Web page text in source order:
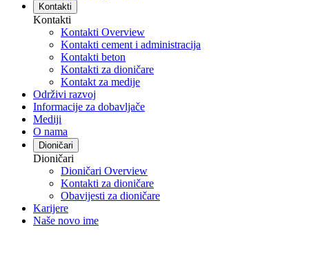
Kontakti
Kontakti
Kontakti Overview
Kontakti cement i administracija
Kontakti beton
Kontakti za dioničare
Kontakt za medije
Održivi razvoj
Informacije za dobavljače
Mediji
O nama
Dioničari
Dioničari
Dioničari Overview
Kontakti za dioničare
Obavijesti za dioničare
Karijere
Naše novo ime